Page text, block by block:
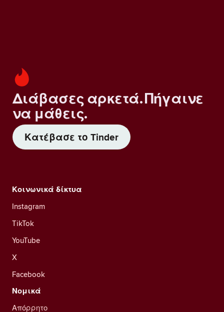
Διάβασες αρκετά. Πήγαινε
να μάθεις.
Κατέβασε το Tinder
Κοινωνικά δίκτυα
Instagram
TikTok
YouTube
X
Facebook
Νομικά
Απόρρητο